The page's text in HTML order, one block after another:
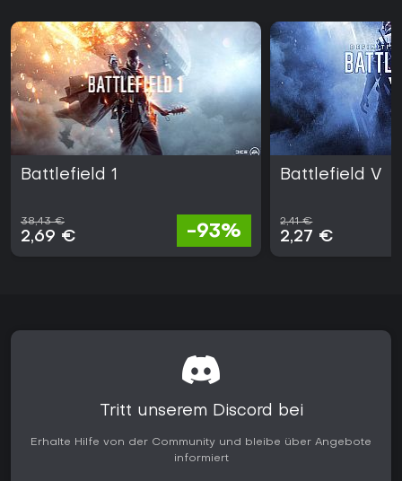
Battlefield 1
38,43 €
2,69 € -93%
Battlefield V
2,41 €
2,27 €
Tritt unserem Discord bei
Erhalte Hilfe von der Community und bleibe über Angebote
informiert